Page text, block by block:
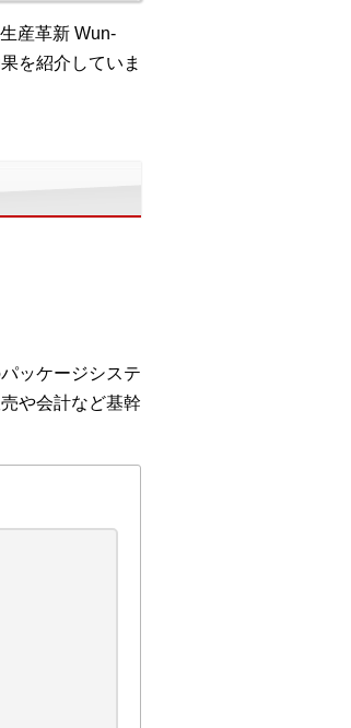
産革新 Wun-
を紹介していま
ッケージシステ
や会計など基幹